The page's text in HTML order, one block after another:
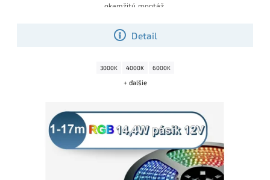
Detail
okamžitú montáž
3000K 4000K 6000K
+ ďalšie